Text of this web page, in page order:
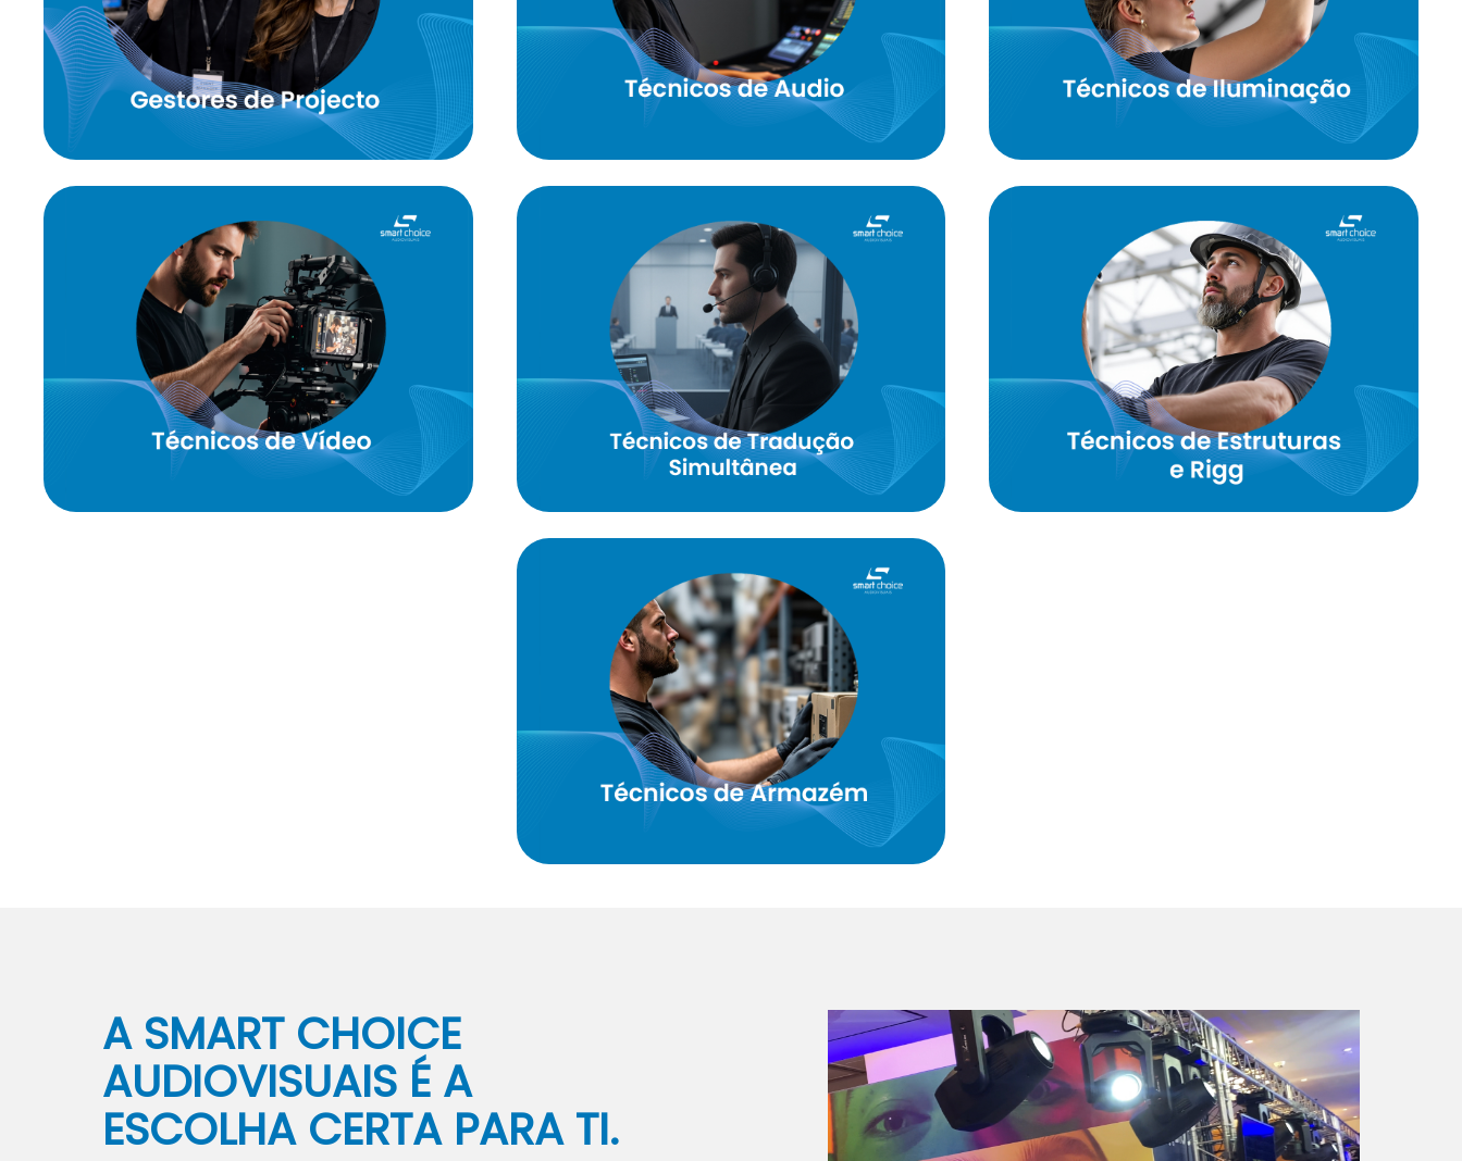
Bilingue: Português=Inglês/Francês
Operar com:
NovaStar; Analog Way;
Resolume;
Barco Servers:S3;E2 e E3 ;
Watchout;vMix ou similar
Nexo; JBL ; Meyer Sound
Shure; Sennheiser
Operar com:
Bosch Dicentis Conference
Microphones
Bosch Dicentis Sistema
Cabines de Tradução
Organização:
Identificação clara;
Separação por
categorias
Inventário digital;
Inspeção antes de
guardar
Armazém protegido;
Área de carga
organizada
ETC; Robert Juliat; Martin
Operar com:
Prolight Truss
Motores Verlind
Suportes rígidos de PVC e K-Board.
A SMART CHOICE
AUDIOVISUAIS É A
ESCOLHA CERTA PARA TI.